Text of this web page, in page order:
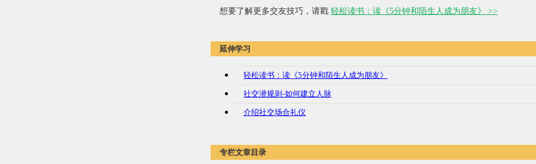
想要了解更多交友技巧，请戳 轻松读书：读《5分钟和陌生人成为朋友》 >>
延伸学习
轻松读书：读《5分钟和陌生人成为朋友》
社交潜规则-如何建立人脉
介绍社交场合礼仪
专栏文章目录